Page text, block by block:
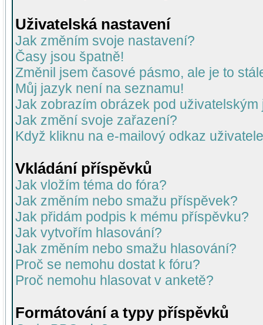
Uživatelská nastavení
Jak změním svoje nastavení?
Časy jsou špatně!
Změnil jsem časové pásmo, ale je to
Můj jazyk není na seznamu!
Jak zobrazím obrázek pod uživatelským
Jak změní svoje zařazení?
Když kliknu na e-mailový odkaz
Vkládání příspěvků
Jak vložím téma do fóra?
Jak změním nebo smažu příspěvek?
Jak přidám podpis k mému příspěvku?
Jak vytvořím hlasování?
Jak změním nebo smažu hlasování?
Proč se nemohu dostat k fóru?
Proč nemohu hlasovat v anketě?
Formátování a typy příspěvků